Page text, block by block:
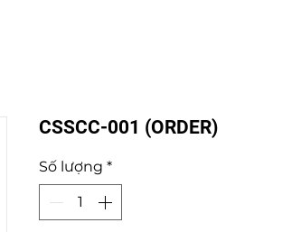
CSSCC-001 (ORDER)
Số lượng *